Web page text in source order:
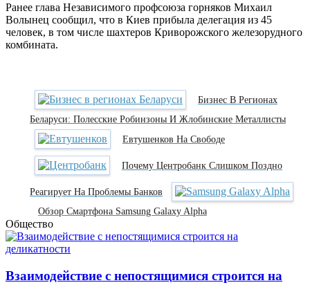
Ранее глава Независимого профсоюза горняков Михаил
Волынец сообщил, что в Киев прибыла делегация из 45
человек, в том числе шахтеров Криворожского железорудного
комбината.
Бизнес В Регионах
Беларуси: Полесские Робинзоны И Жлобинские Металлисты
Евтушенков На Свободе
Почему Центробанк Слишком Поздно
Реагирует На Проблемы Банков
Обзор Смартфона Samsung Galaxy Alpha
Общество
Взаимодействие с непостящимися строится на